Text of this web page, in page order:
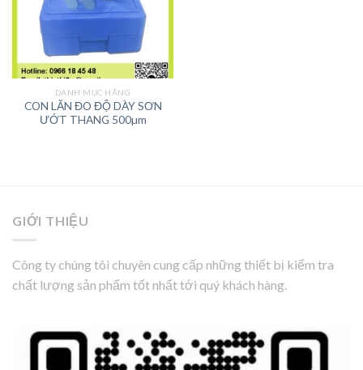
DANH MỤC HÃNG
CON LĂN ĐO ĐỘ DÀY SƠN
ƯỚT THANG 500µm
GIỚI THIỆU
Công ty chúng tôi chuyên cung cấp những thiết bị kiểm tra
chất lượng sản phẩm tốt nhất tới quý khách hàng.